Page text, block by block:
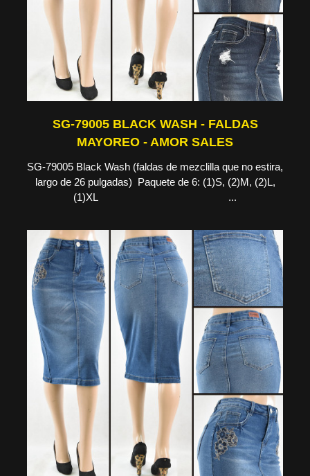
SG-79005 BLACK WASH - FALDAS
MAYOREO - AMOR SALES
SG-79005 Black Wash (faldas de mezclilla que no estira,
largo de 26 pulgadas) Paquete de 6: (1)S, (2)M, (2)L,
(1)XL ...